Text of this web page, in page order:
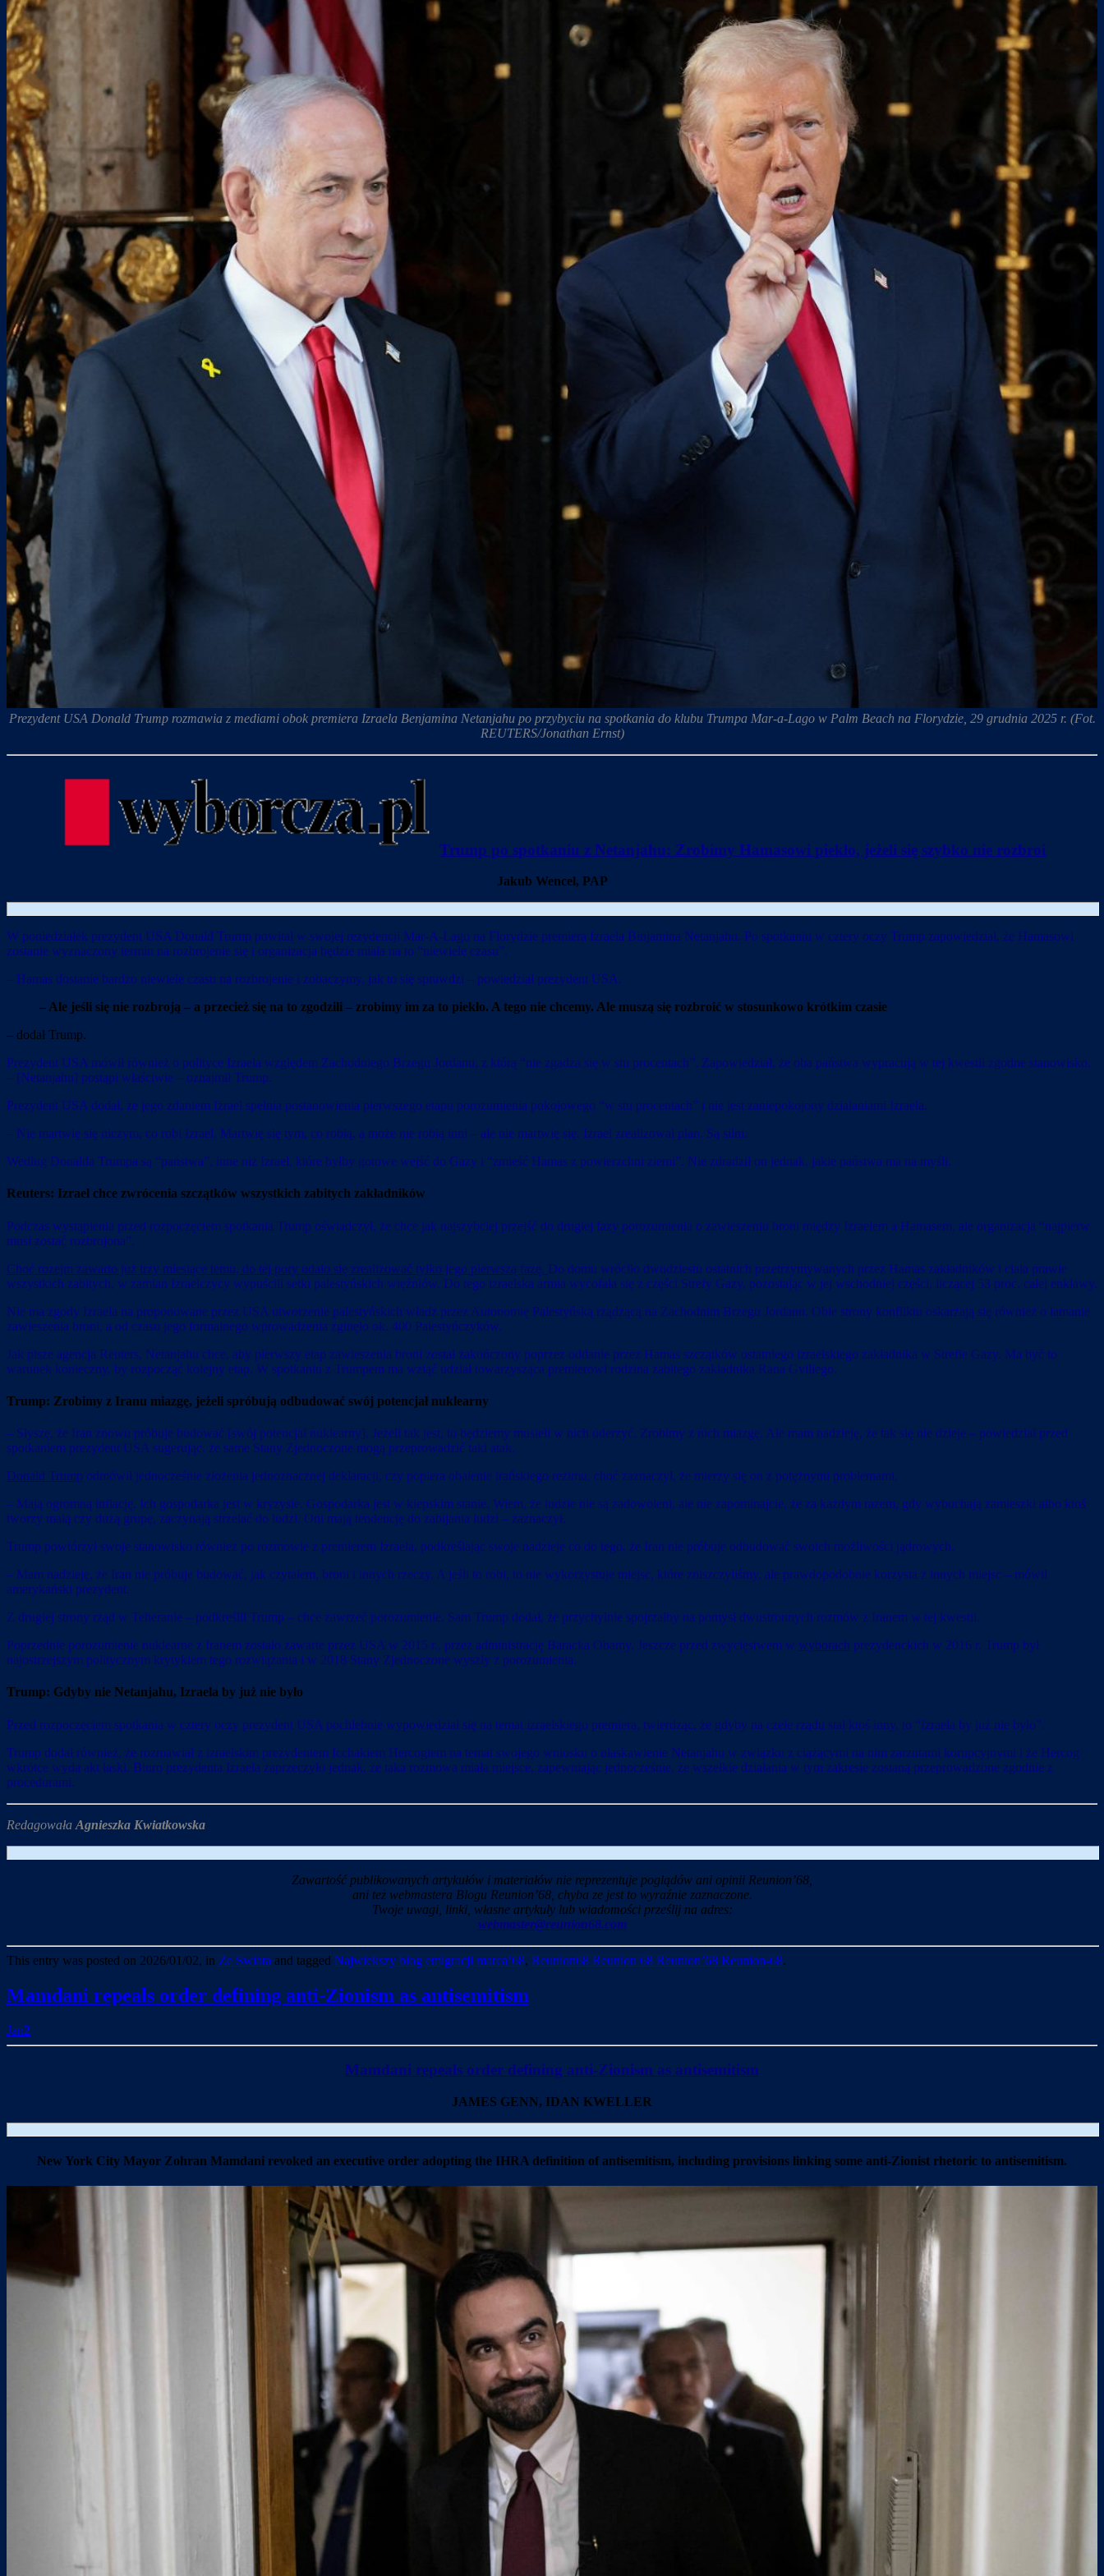
Prezydent USA Donald Trump rozmawia z mediami obok premiera Izraela Benjamina Netanjahu po przybyciu na spotkania do klubu Trumpa Mar-a-Lago w Palm Beach na Florydzie, 29 grudnia 2025 r. (Fot.
REUTERS/Jonathan Ernst)
Trump po spotkaniu z Netanjahu: Zrobimy Hamasowi piekło, jeżeli się szybko nie rozbroi
Jakub Wencel, PAP
W poniedziałek prezydent USA Donald Trump powitał w swojej rezydencji Mar-A-Lago na Florydzie premiera Izraela Binjamina Netanjahu. Po spotkaniu w cztery oczy Trump zapowiedział, że Hamasowi
zostanie wyznaczony termin na rozbrojenie się i organizacja będzie miała na to “niewiele czasu”.
– Hamas dostanie bardzo niewiele czasu na rozbrojenie i zobaczymy, jak to się sprawdzi – powiedział prezydent USA.
– Ale jeśli się nie rozbroją – a przecież się na to zgodzili – zrobimy im za to piekło. A tego nie chcemy. Ale muszą się rozbroić w stosunkowo krótkim czasie
– dodał Trump.
Prezydent USA mówił również o polityce Izraela względem Zachodniego Brzegu Jordanu, z którą “nie zgadza się w stu procentach”. Zapowiedział, że oba państwa wypracują w tej kwestii zgodne stanowisko.
– [Netanjahu] postąpi właściwie – oznajmił Trump.
Prezydent USA dodał, że jego zdaniem Izrael spełnia postanowienia pierwszego etapu porozumienia pokojowego “w stu procentach” i nie jest zaniepokojony działaniami Izraela.
– Nie martwię się niczym, co robi Izrael. Martwię się tym, co robią, a może nie robią inni – ale nie martwię się. Izrael zrealizował plan. Są silni.
Według Donalda Trumpa są “państwa”, inne niż Izrael, które byłby gotowe wejść do Gazy i “zmieść Hamas z powierzchni ziemi”. Nie zdradził on jednak, jakie państwa ma na myśli.
Reuters: Izrael chce zwrócenia szczątków wszystkich zabitych zakładników
Podczas wystąpienia przed rozpoczęciem spotkania Trump oświadczył, że chce jak najszybciej przejść do drugiej fazy porozumienia o zawieszeniu broni między Izraelem a Hamasem, ale organizacja “najpierw
musi zostać rozbrojona”.
Choć rozejm zawarto już trzy miesiące temu, do tej pory udało się zrealizować tylko jego pierwszą fazę. Do domu wróciło dwudziestu ostatnich przetrzymywanych przez Hamas zakładników i ciała prawie
wszystkich zabitych, w zamian Izraelczycy wypuścili setki palestyńskich więźniów. Do tego izraelska armia wycofała się z części Strefy Gazy, pozostając w jej wschodniej części, liczącej 53 proc. całej enklawy.
Nie ma zgody Izraela na proponowane przez USA utworzenie palestyńskich władz przez Autonomię Palestyńską rządzącą na Zachodnim Brzegu Jordanu. Obie strony konfliktu oskarżają się również o łamanie
zawieszenia broni, a od czasu jego formalnego wprowadzenia zginęło ok. 400 Palestyńczyków.
Jak pisze agencja Reuters, Netanjahu chce, aby pierwszy etap zawieszenia broni został zakończony poprzez oddanie przez Hamas szczątków ostatniego izraelskiego zakładnika w Strefie Gazy. Ma być to
warunek konieczny, by rozpocząć kolejny etap. W spotkaniu z Trumpem ma wziąć udział towarzysząca premierowi rodzina zabitego zakładnika Rana Gviliego.
Trump: Zrobimy z Iranu miazgę, jeżeli spróbują odbudować swój potencjał nuklearny
– Słyszę, że Iran znowu próbuje budować [swój potencjał nuklearny]. Jeżeli tak jest, to będziemy musieli w nich uderzyć. Zrobimy z nich miazgę. Ale mam nadzieję, że tak się nie dzieje – powiedział przed
spotkaniem prezydent USA sugerując, że same Stany Zjednoczone mogą przeprowadzić taki atak.
Donald Trump odmówił jednocześnie złożenia jednoznacznej deklaracji, czy popiera obalenie irańskiego reżimu, choć zaznaczył, że mierzy się on z potężnymi problemami.
– Mają ogromną inflację. Ich gospodarka jest w kryzysie. Gospodarka jest w kiepskim stanie. Wiem, że ludzie nie są zadowoleni, ale nie zapominajcie, że za każdym razem, gdy wybuchają zamieszki albo ktoś
tworzy małą czy dużą grupę, zaczynają strzelać do ludzi. Oni mają tendencję do zabijania ludzi – zaznaczył.
Trump powtórzył swoje stanowisko również po rozmowie z premierem Izraela, podkreślając swoje nadzieje co do tego, że Iran nie próbuje odbudować swoich możliwości jądrowych.
– Mam nadzieję, że Iran nie próbuje budować, jak czytałem, broni i innych rzeczy. A jeśli to robi, to nie wykorzystuje miejsc, które zniszczyliśmy, ale prawdopodobnie korzysta z innych miejsc – mówił
amerykański prezydent.
Z drugiej strony rząd w Teheranie – podkreślił Trump – chce zawrzeć porozumienie. Sam Trump dodał, że przychylnie spojrzałby na pomysł dwustronnych rozmów z Iranem w tej kwestii.
Poprzednie porozumienie nuklearne z Iranem zostało zawarte przez USA w 2015 r., przez administrację Baracka Obamy. Jeszcze przed zwycięstwem w wyborach prezydenckich w 2016 r. Trump był
najostrzejszym politycznym krytykiem tego rozwiązania i w 2018 Stany Zjednoczone wyszły z porozumienia.
Trump: Gdyby nie Netanjahu, Izraela by już nie było
Przed rozpoczęciem spotkania w cztery oczy prezydent USA pochlebnie wypowiedział się na temat izraelskiego premiera, twierdząc, że gdyby na czele rządu stał ktoś inny, to “Izraela by już nie było”.
Trump dodał również, że rozmawiał z izraelskim prezydentem Icchakiem Hercogiem na temat swojego wniosku o ułaskawienie Netanjahu w związku z ciążącymi na nim zarzutami korupcyjnymi i że Hercog
wkrótce wyda akt łaski. Biuro prezydenta Izraela zaprzeczyło jednak, że taka rozmowa miała miejsce, zapewniając jednocześnie, że wszelkie działania w tym zakresie zostaną przeprowadzone zgodnie z
procedurami.
Redagowała Agnieszka Kwiatkowska
Zawartość publikowanych artykułów i materiałów nie reprezentuje poglądów ani opinii Reunion’68,
ani też webmastera Blogu Reunion’68, chyba ze jest to wyraźnie zaznaczone.
Twoje uwagi, linki, własne artykuły lub wiadomości prześlij na adres:
webmaster@reunion68.com
This entry was posted on 2026/01/02, in Ze Swiata and tagged Najwiekszy blog emigracji marca’68, Reunion68 Reunion 68 Reunion’68 Reunion-68.
Mamdani repeals order defining anti-Zionism as antisemitism
Jan2
Mamdani repeals order defining anti-Zionism as antisemitism
JAMES GENN, IDAN KWELLER
New York City Mayor Zohran Mamdani revoked an executive order adopting the IHRA definition of antisemitism, including provisions linking some anti-Zionist rhetoric to antisemitism.